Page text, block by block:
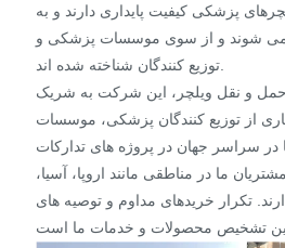
پزشکی کیفیت پایداری دارند و به
می شوند و از سوی موسسات پزشکی و
توزیع کنندگان شناخته شده اند.
و نقل ویلچر، این شرکت به شریک
از توزیع کنندگان پزشکی، موسسات
در سراسر جهان در پروژه های تدارکات
ما در مناطقی مانند اروپا، آسیا،
تکرار خریدهای مداوم و توصیه های